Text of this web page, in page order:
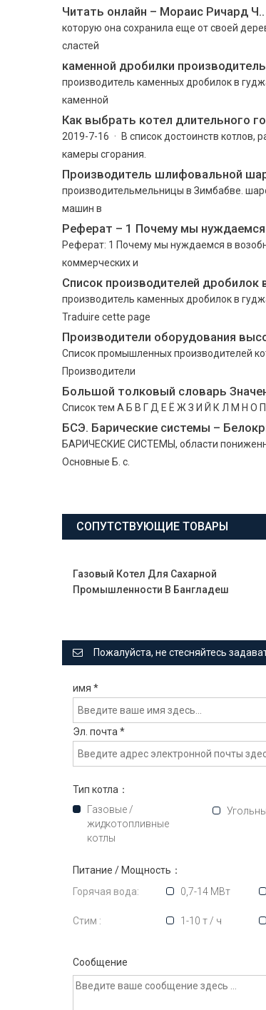
Читать онлайн – Мораис Ричард
которую она сохранила еще от своей
сластей
каменной дробилки
производитель каменных дробилок в
каменной
Как выбрать котел длительного
2019-7-16 · В список достоинств котлов,
камеры сгорания.
Производитель шлифовальной
производительмельницы в Зимбабве.
машин в
Реферат – 1 Почему мы
Реферат: 1 Почему мы нуждаемся в
коммерческих и
Список производителей дробилок
производитель каменных дробилок в
Traduire cette page
Производители оборудования
Список промышленных производителей
Производители
Большой толковый словарь
Список тем А Б В Г Д Е Ё Ж З И Й К Л М Н О
БСЭ. Барические системы –
БАРИЧЕСКИЕ СИСТЕМЫ, области
Основные Б. с.
СОПУТСТВУЮЩИЕ ТОВАРЫ
Газовый Котел Для Сахарной
Промышленности В Бангладеш
Пожалуйста, не стесняйтесь
имя *
Эл. почта *
Тип котла：
Газовые /
жидкотопливные
котлы
Питание / Мощность：
Горячая вода:
0,7-14 МВт
Стим : 1-10 т / ч
Сообщение